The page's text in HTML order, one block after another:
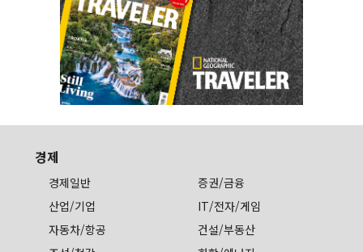
경제
경제일반
증권/금융
산업/기업
IT/전자/게임
자동차/항공
건설/부동산